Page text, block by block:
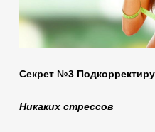
Секрет №3
Никаких стрессов